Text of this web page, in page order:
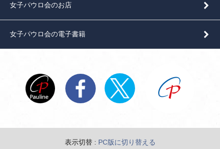
女子パウロ会のお店
女子パウロ会の電子書籍
表示切替 : PC版に切り替える